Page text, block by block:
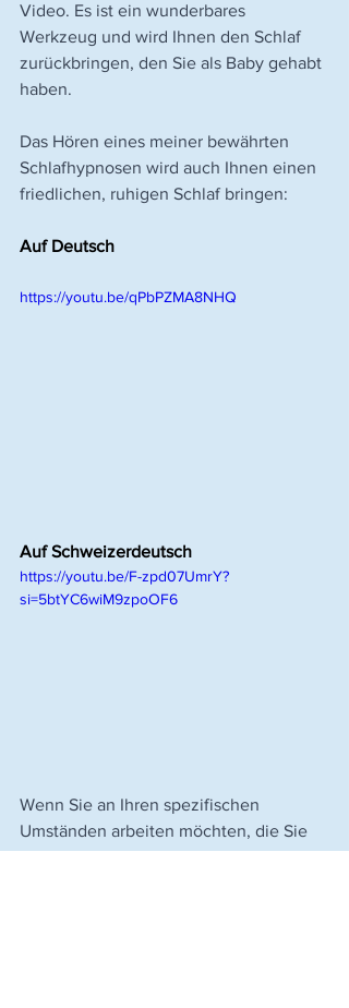
Video. Es ist ein wunderbares
Werkzeug und wird Ihnen den Schlaf
zurückbringen, den Sie als Baby gehabt
haben.
Das Hören eines meiner bewährten
Schlafhypnosen wird auch Ihnen einen
friedlichen, ruhigen Schlaf bringen:
Auf Deutsch
https://youtu.be/qPbPZMA8NHQ
Auf Schweizerdeutsch
https://youtu.be/F-zpd07UmrY?
si=5btYC6wiM9zpoOF6
Wenn Sie an Ihren spezifischen
Umständen arbeiten möchten, die Sie
daran hindern, tiefen, erholsamen